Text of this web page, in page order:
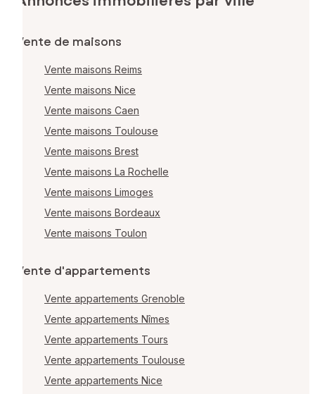
Vente de maisons
Vente maisons Reims
Vente maisons Nice
Vente maisons Caen
Vente maisons Toulouse
Vente maisons Brest
Vente maisons La Rochelle
Vente maisons Limoges
Vente maisons Bordeaux
Vente maisons Toulon
Vente d'appartements
Vente appartements Grenoble
Vente appartements Nîmes
Vente appartements Tours
Vente appartements Toulouse
Vente appartements Nice